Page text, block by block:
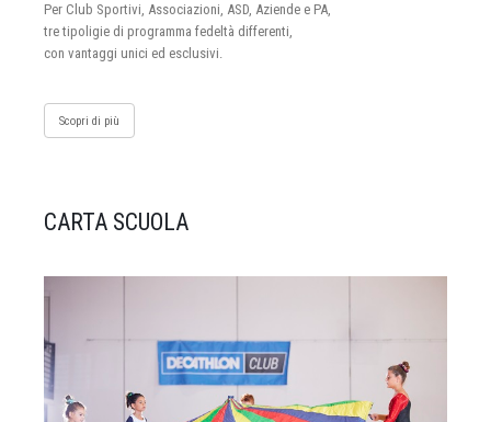
Per Club Sportivi, Associazioni, ASD, Aziende e PA,
tre tipoligie di programma fedeltà differenti,
con vantaggi unici ed esclusivi.
Scopri di più
CARTA SCUOLA